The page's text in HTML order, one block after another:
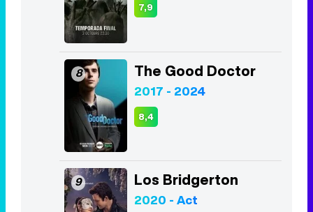
7,9
8 The Good Doctor
2017 - 2024
8,4
9 Los Bridgerton
2020 - Act